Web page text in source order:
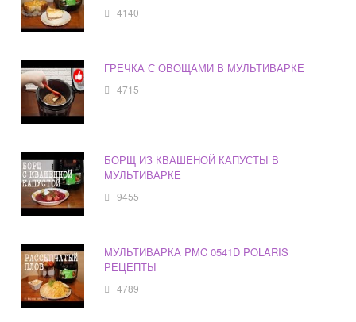
4140
ГРЕЧКА С ОВОЩАМИ В МУЛЬТИВАРКЕ
4715
БОРЩ ИЗ КВАШЕНОЙ КАПУСТЫ В
МУЛЬТИВАРКЕ
9455
МУЛЬТИВАРКА PMC 0541D POLARIS
РЕЦЕПТЫ
4789